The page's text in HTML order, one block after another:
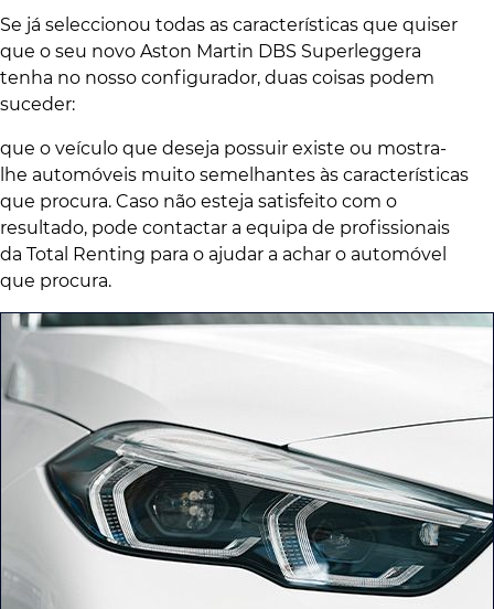
Se já seleccionou todas as características que quiser
que o seu novo Aston Martin DBS Superleggera
tenha no nosso configurador, duas coisas podem
suceder:
que o veículo que deseja possuir existe ou mostra-
lhe automóveis muito semelhantes às características
que procura. Caso não esteja satisfeito com o
resultado, pode contactar a equipa de profissionais
da Total Renting para o ajudar a achar o automóvel
que procura.